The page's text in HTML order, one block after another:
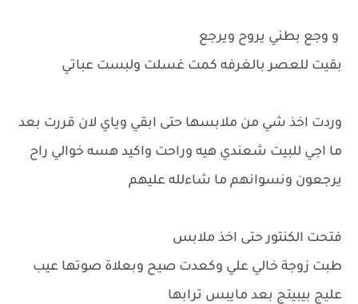
و وجع بطني يروح ويرجع
بقيت للعصر بالغرفه كمت غسلت ولبست عباتي
وردت اخذ شي من ملابسها حتى ابقي وياي لان قررت بعد
ما اجي للبيت شعندي هيه وراحت واكيد هسه خوالي راح
يرجعون ونسوانهم ما شاءلله عليهم
فتحت الكنتور حتى اخذ ملابس
طبت زوجة خالي علي وكعدت صيح وبعلاة صوتها عيب
عليج بيبيتج بعد مايبس ترابها